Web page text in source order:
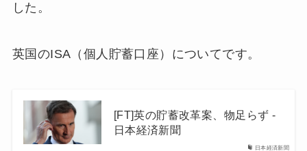
した。
英国のISA（個人貯蓄口座）についてです。
日本経済新聞
[FT]英の貯蓄改革案、物足らず -
日本経済新聞